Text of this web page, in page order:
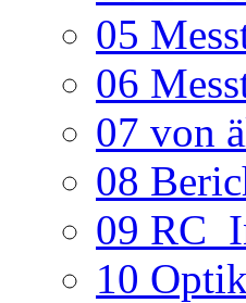
05
06
07 von
08
09
10